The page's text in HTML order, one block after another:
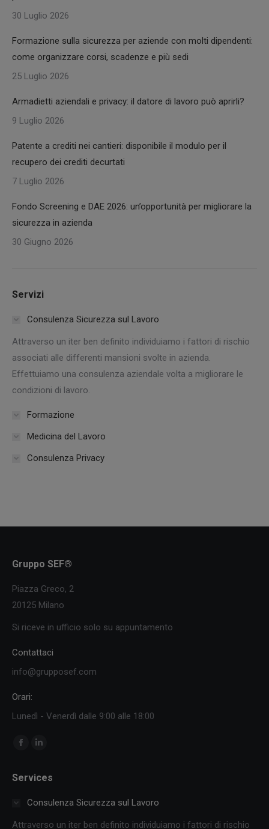
30 Luglio 2026
Formazione sulla sicurezza per aziende con molti dipendenti:
come organizzare corsi, scadenze e più sedi
25 Luglio 2026
Armadietti aziendali e privacy: il datore di lavoro può aprirli?
9 Luglio 2026
Patente a crediti nei cantieri: disponibile il modulo per il
recupero dei crediti decurtati
7 Luglio 2026
Fondo Screening e DAE 2026: un’opportunità per migliorare la
sicurezza in azienda
30 Giugno 2026
Servizi
Consulenza Sicurezza sul Lavoro
Attraverso un iter ben definito individuiamo i fattori di rischio
associati alle differenti mansioni svolte in azienda.
Effettuiamo una consulenza aziendale volta a migliorare le
condizioni di lavoro.
Formazione
Medicina del Lavoro
Consulenza Privacy
Gruppo SEF®
Piazza Greco, 2
20125 Milano
Si riceve in ufficio solo su appuntamento
Contattaci
info@grupposef.com
Orari:
Lunedì - Venerdì dalle 9:00 alle 18:00
Ci puoi trovare su:
Facebook
opensopens
Services
Consulenza Sicurezza sul Lavoro
Attraverso un iter ben definito individuiamo i fattori di rischio